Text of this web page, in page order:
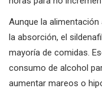
Aunque la
la absorción, el
mayoría de comidas.
consumo de alcohol
aumentar mareos o